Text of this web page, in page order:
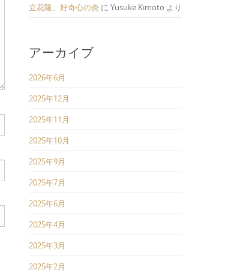
立花隆、好奇心の炎 に Yusuke Kimoto より
アーカイブ
2026年6月
2025年12月
2025年11月
2025年10月
2025年9月
2025年7月
2025年6月
2025年4月
2025年3月
2025年2月